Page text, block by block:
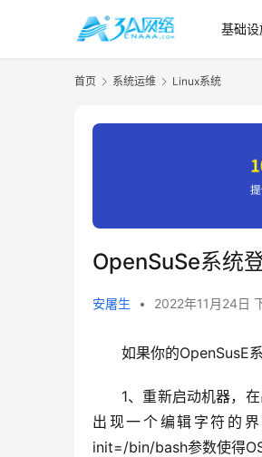
基础
首页 系统运维 Linux系统
OpenSuSe系统
安屠生 • 2022年11月24日
如果你的OpenSusE
1、重新启动机器，
出现一个编辑字符的
init=/bin/bash参数使得